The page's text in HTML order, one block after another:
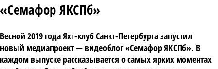
«Семафор ЯКСПб»
Весной 2019 года Яхт-клуб Санкт-Петербурга запустил
новый медиапроект — видеоблог «Семафор ЯКСПб». В
каждом выпуске рассказывается о самых ярких моментах